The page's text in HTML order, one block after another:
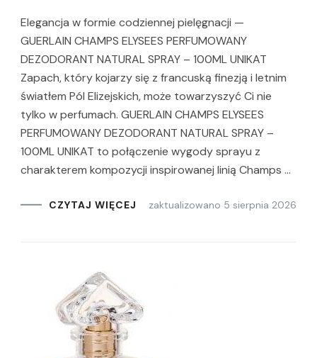
Elegancja w formie codziennej pielęgnacji —
GUERLAIN CHAMPS ELYSEES PERFUMOWANY
DEZODORANT NATURAL SPRAY – 100ML UNIKAT
Zapach, który kojarzy się z francuską finezją i letnim
światłem Pól Elizejskich, może towarzyszyć Ci nie
tylko w perfumach. GUERLAIN CHAMPS ELYSEES
PERFUMOWANY DEZODORANT NATURAL SPRAY –
100ML UNIKAT to połączenie wygody sprayu z
charakterem kompozycji inspirowanej linią Champs …
CZYTAJ WIĘCEJ zaktualizowano 5 sierpnia 2026